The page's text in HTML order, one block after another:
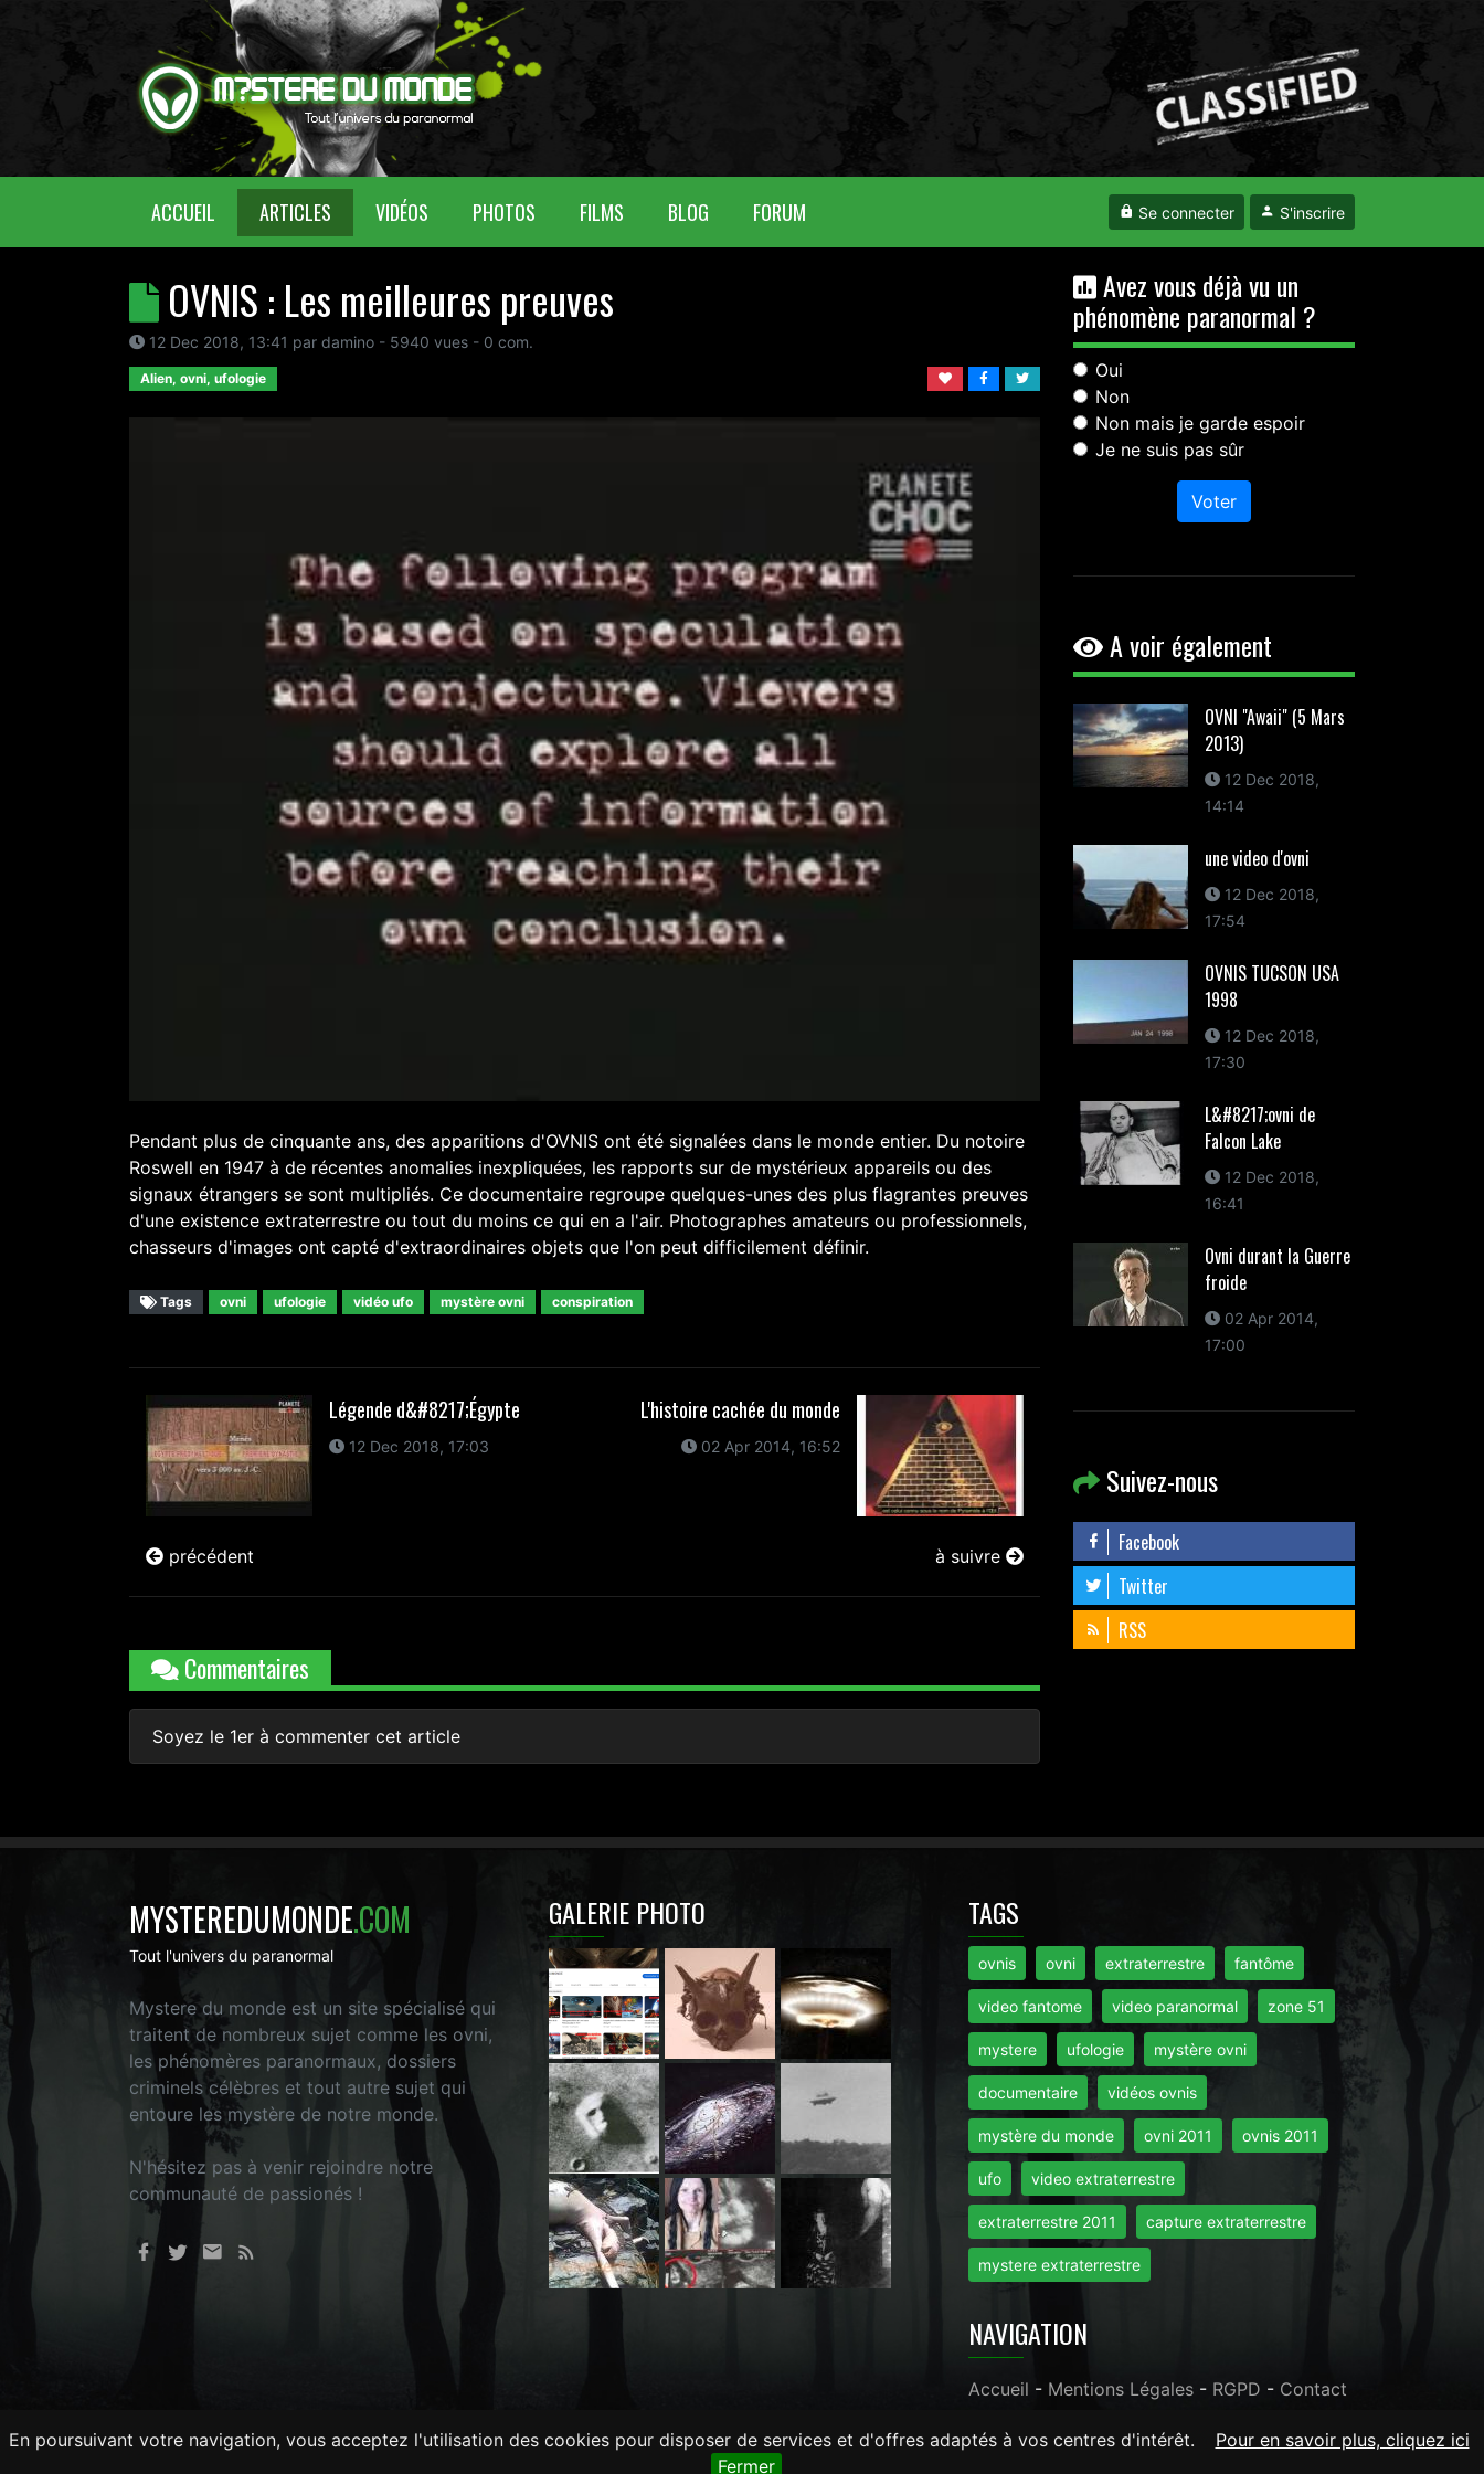
En poursuivant votre navigation, vous acceptez l'utilisation des cookies pour disposer de services et d'offres adaptés à vos centres d'intérêt.
Pour en savoir plus, cliquez ici
Fermer
ACCUEIL (CURRENT)ARTICLES VIDÉOS PHOTOS FILMS BLOG FORUM Se connecter S'inscrire
OVNIS : Les meilleures preuves
12 Dec 2018, 13:41 par damino - 5940 vues - 0 com.
Alien, ovni, ufologie
Pendant plus de cinquante ans, des apparitions d'OVNIS ont été signalées dans le monde entier. Du notoire
Roswell en 1947 à de récentes anomalies inexpliquées, les rapports sur de mystérieux appareils ou des
signaux étrangers se sont multipliés. Ce documentaire regroupe quelques-unes des plus flagrantes preuves
d'une existence extraterrestre ou tout du moins ce qui en a l'air. Photographes amateurs ou professionnels,
chasseurs d'images ont capté d'extraordinaires objets que l'on peut difficilement définir.
Tags ovni ufologie vidéo ufo mystère ovni conspiration
Légende d&#8217;Égypte
12 Dec 2018, 17:03
précédent
L'histoire cachée du monde
02 Apr 2014, 16:52
à suivre
Commentaires
Soyez le 1er à commenter cet article
Avez vous déjà vu un
phénomène paranormal ?
Oui
Non
Non mais je garde espoir
Je ne suis pas sûr
Voter
A voir également
OVNI "Awaii" (5 Mars
2013)
12 Dec 2018,
14:14
une video d'ovni
12 Dec 2018,
17:54
OVNIS TUCSON USA
1998
12 Dec 2018,
17:30
L&#8217;ovni de
Falcon Lake
12 Dec 2018,
16:41
Ovni durant la Guerre
froide
02 Apr 2014,
17:00
Suivez-nous
Facebook
Twitter
RSS
MYSTEREDUMONDE.COM
Tout l'univers du paranormal
Mystere du monde est un site spécialisé qui
traitent de nombreux sujet comme les ovni,
les phénomères paranormaux, dossiers
criminels célèbres et tout autre sujet qui
entoure les mystère de notre monde.
N'hésitez pas à venir rejoindre notre
communauté de passionés !
GALERIE PHOTO TAGS
ovnis ovni extraterrestre fantôme
video fantome video paranormal zone 51
mystere ufologie mystère ovni
documentaire vidéos ovnis
mystère du monde ovni 2011 ovnis 2011
ufo video extraterrestre
extraterrestre 2011 capture extraterrestre
mystere extraterrestre
NAVIGATION
Accueil - Mentions Légales - RGPD - Contact
LaRevueGeek.com